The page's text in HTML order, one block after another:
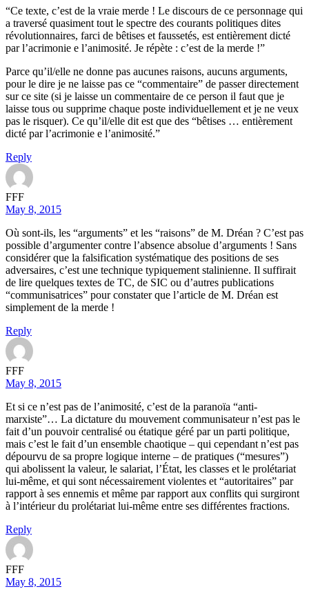
“Ce texte, c’est de la vraie merde ! Le discours de ce personnage qui
a traversé quasiment tout le spectre des courants politiques dites
révolutionnaires, farci de bêtises et faussetés, est entièrement dicté
par l’acrimonie e l’animosité. Je répète : c’est de la merde !”
Parce qu’il/elle ne donne pas aucunes raisons, aucuns arguments,
pour le dire je ne laisse pas ce “commentaire” de passer directement
sur ce site (si je laisse un commentaire de ce person il faut que je
laisse tous ou supprime chaque poste individuellement et je ne veux
pas le risquer). Ce qu’il/elle dit est que des “bêtises … entièrement
dicté par l’acrimonie e l’animosité.”
Reply
FFF
May 8, 2015
Où sont-ils, les “arguments” et les “raisons” de M. Dréan ? C’est pas
possible d’argumenter contre l’absence absolue d’arguments ! Sans
considérer que la falsification systématique des positions de ses
adversaires, c’est une technique typiquement stalinienne. Il suffirait
de lire quelques textes de TC, de SIC ou d’autres publications
“communisatrices” pour constater que l’article de M. Dréan est
simplement de la merde !
Reply
FFF
May 8, 2015
Et si ce n’est pas de l’animosité, c’est de la paranoïa “anti-
marxiste”… La dictature du mouvement communisateur n’est pas le
fait d’un pouvoir centralisé ou étatique géré par un parti politique,
mais c’est le fait d’un ensemble chaotique – qui cependant n’est pas
dépourvu de sa propre logique interne – de pratiques (“mesures”)
qui abolissent la valeur, le salariat, l’État, les classes et le prolétariat
lui-même, et qui sont nécessairement violentes et “autoritaires” par
rapport à ses ennemis et même par rapport aux conflits qui surgiront
à l’intérieur du prolétariat lui-même entre ses différentes fractions.
Reply
FFF
May 8, 2015